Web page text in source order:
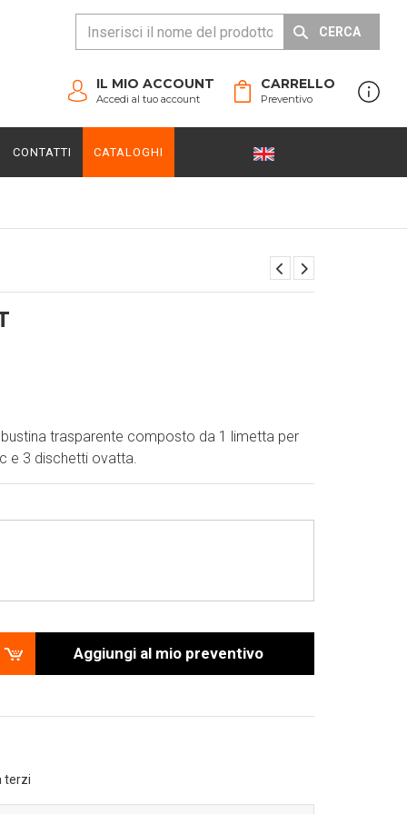
CERCA
CARRELLO
Preventivo
IL MIO ACCOUNT
Accedi al tuo account
CONTATTI CATALOGHI
trasparente composto da 1 limetta per
e 3 dischetti ovatta.
Aggiungi al mio preventivo
terzi